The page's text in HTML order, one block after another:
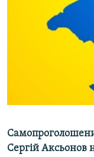
СПЕЦПРОЕКТИ
ДЕПОРТАЦІЯ
ВІДЕОУРОКИ
УКРАЇНСЬКА
ЯК ОБІЙТИ
Сергій Аксьонов